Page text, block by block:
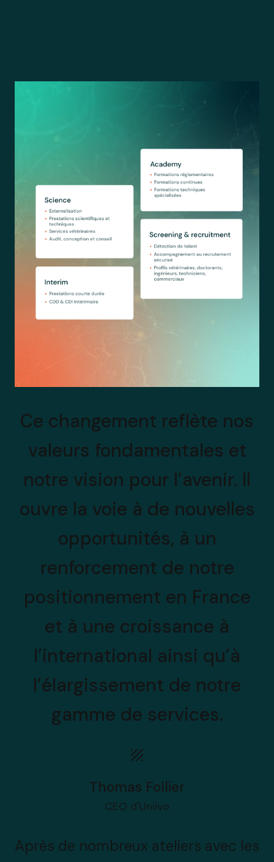
Ce changement reflète nos
valeurs fondamentales et
notre vision pour l’avenir. Il
ouvre la voie à de nouvelles
opportunités, à un
renforcement de notre
positionnement en France
et à une croissance à
l’international ainsi qu’à
l’élargissement de notre
gamme de services.
Thomas Follier
CEO d'Uniivo
Après de nombreux ateliers avec les